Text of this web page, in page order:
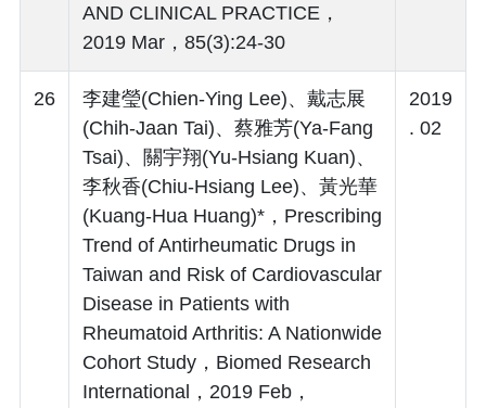
AND CLINICAL PRACTICE，
2019 Mar，85(3):24-30
26
李建瑩(Chien-Ying Lee)、戴志展
(Chih-Jaan Tai)、蔡雅芳(Ya-Fang
Tsai)、關宇翔(Yu-Hsiang Kuan)、
李秋香(Chiu-Hsiang Lee)、黃光華
(Kuang-Hua Huang)*，Prescribing
Trend of Antirheumatic Drugs in
Taiwan and Risk of Cardiovascular
Disease in Patients with
Rheumatoid Arthritis: A Nationwide
Cohort Study，Biomed Research
International，2019 Feb，
2019
. 02